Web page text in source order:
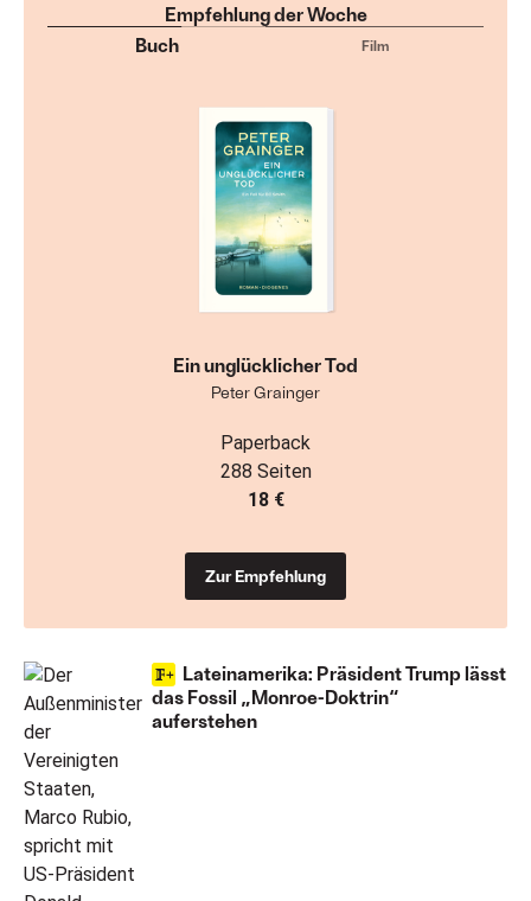
Lateinamerika: Präsident Trump lässt
das Fossil „Monroe-Doktrin“
auferstehen
Empfehlung der Woche
Buch
Film
Ein unglücklicher Tod
Peter Grainger
Paperback
288 Seiten
18 €
Zur Empfehlung